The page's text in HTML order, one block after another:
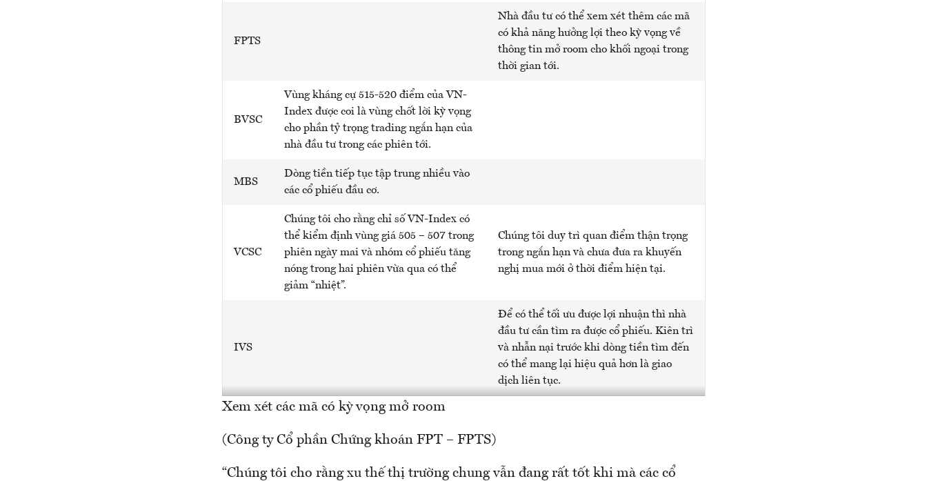
FPTS
Nhà đầu tư có thể xem xét thêm các mã
có khả năng hưởng lợi theo kỳ vọng về
thông tin mở room cho khối ngoại trong
thời gian tới.
BVSC
Vùng kháng cự 515-520 điểm của VN-
Index được coi là vùng chốt lời kỳ vọng
cho phần tỷ trọng trading ngắn hạn của
nhà đầu tư trong các phiên tới.
MBS
Dòng tiền tiếp tục tập trung nhiều vào
các cổ phiếu đầu cơ.
VCSC
Chúng tôi cho rằng chỉ số VN-Index có
thể kiểm định vùng giá 505 – 507 trong
phiên ngày mai và nhóm cổ phiếu tăng
nóng trong hai phiên vừa qua có thể
giảm “nhiệt”.
Chúng tôi duy trì quan điểm thận trọng
trong ngắn hạn và chưa đưa ra khuyến
nghị mua mới ở thời điểm hiện tại.
IVS
Để có thể tối ưu được lợi nhuận thì nhà
đầu tư cần tìm ra được cổ phiếu. Kiên trì
và nhẫn nại trước khi dòng tiền tìm đến
có thể mang lại hiệu quả hơn là giao
dịch liên tục.
Xem xét các mã có kỳ vọng mở room
(Công ty Cổ phần Chứng khoán FPT – FPTS)
“Chúng tôi cho rằng xu thế thị trường chung vẫn đang rất tốt khi mà các cổ